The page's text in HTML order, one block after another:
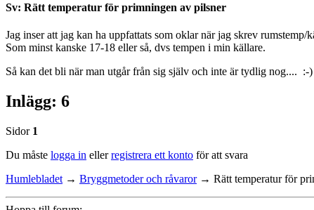
Sv: Rätt temperatur för primningen av pilsner
Jag inser att jag kan ha uppfattats som oklar när jag skrev
Som minst kanske 17-18 eller så, dvs tempen i min källare.
Så kan det bli när man utgår från sig själv och inte är tydlig nog.... :-)
Inlägg: 6
Sidor 1
Du måste logga in ellerregistrera ett konto för att svara
Humlebladet → Bryggmetoder och råvaror → Rätt temperatur för